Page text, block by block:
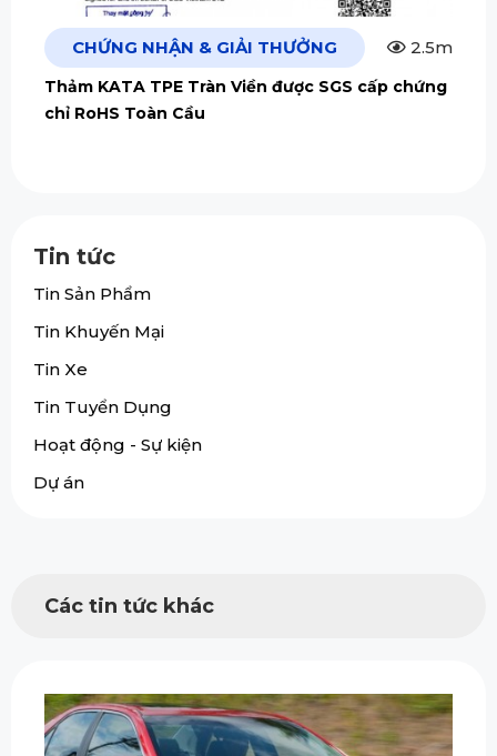
CHỨNG NHẬN & GIẢI THƯỞNG 2.5m
Thảm KATA TPE Tràn Viền được SGS cấp chứng
chỉ RoHS Toàn Cầu
Tin tức
Tin Sản Phẩm
Tin Khuyến Mại
Tin Xe
Tin Tuyển Dụng
Hoạt động - Sự kiện
Dự án
Các tin tức khác